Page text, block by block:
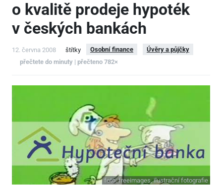
o kvalitě prodeje hypoték
v českých bankách
12. června 2008 štítky Osobní finance
Úvěry a půjčky
přečtete do minuty | přečteno 782×
foto:freeimages, ilustrační fotografie